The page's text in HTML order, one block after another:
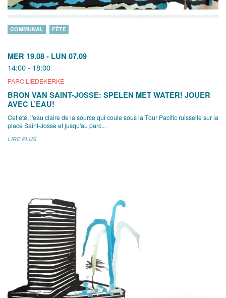
MER 19.08 - LUN 07.09
14:00 - 18:00
PARC LIEDEKERKE
COMMUNAL FÊTE
BRON VAN SAINT-JOSSE: SPELEN MET WATER! JOUER
AVEC L’EAU!
Cet été, l'eau claire de la source qui coule sous la Tour Pacific ruisselle sur la
place Saint-Josse et jusqu'au parc...
LIRE PLUS